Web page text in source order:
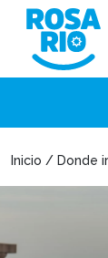
Inicio / Donde